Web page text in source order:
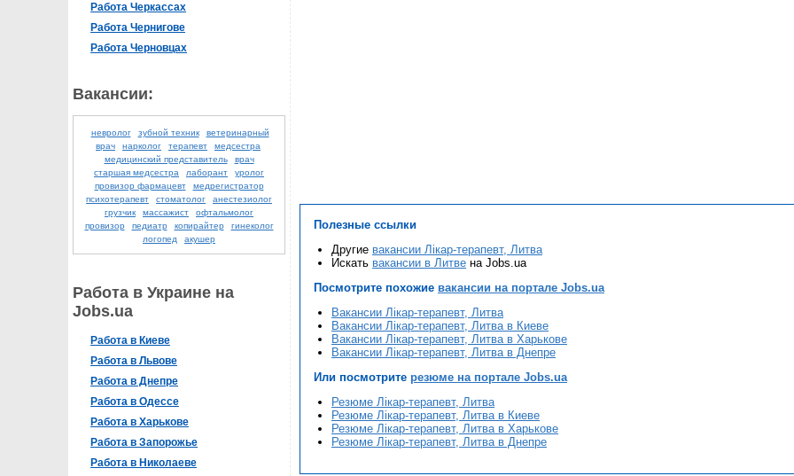
Работа Черкассах
Работа Чернигове
Работа Черновцах
Вакансии:
невролог зубной техник
ветеринарный
врач
нарколог терапевт
медсестра
медицинский представитель
врач
старшая медсестра
лаборант
уролог
провизор фармацевт
медрегистратор
психотерапевт
стоматолог
анестезиолог
грузчик
массажист
офтальмолог
провизор
педиатр копирайтер
гинеколог
логопед
акушер
Работа в Украине на
Jobs.ua
Работа в Киеве
Работа в Львове
Работа в Днепре
Работа в Одессе
Работа в Харькове
Работа в Запорожье
Работа в Николаеве
Полезные ссылки
Другие вакансии Лікар-терапевт, Литва
Искать вакансии в Литве на Jobs.ua
Посмотрите похожие вакансии на портале Jobs.ua
Вакансии Лікар-терапевт, Литва
Вакансии Лікар-терапевт, Литва в Киеве
Вакансии Лікар-терапевт, Литва в Харькове
Вакансии Лікар-терапевт, Литва в Днепре
Или посмотрите резюме на портале Jobs.ua
Резюме Лікар-терапевт, Литва
Резюме Лікар-терапевт, Литва в Киеве
Резюме Лікар-терапевт, Литва в Харькове
Резюме Лікар-терапевт, Литва в Днепре